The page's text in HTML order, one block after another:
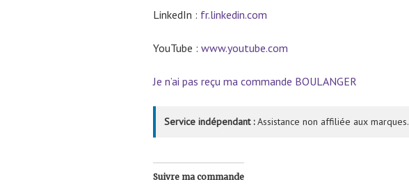
LinkedIn : fr.linkedin.com
YouTube : www.youtube.com
Je n’ai pas reçu ma commande BOULANGER
Service indépendant :Assistance non affiliée aux marques.
Suivre ma commande